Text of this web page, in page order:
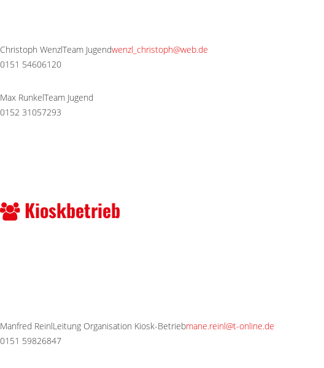
Christoph WenzlTeam Jugendwenzl_christoph@web.de
0151 54606120
Max RunkelTeam Jugend
0152 31057293
Kioskbetrieb
Manfred ReinlLeitung Organisation Kiosk-Betriebmane.reinl@t-online.de
0151 59826847